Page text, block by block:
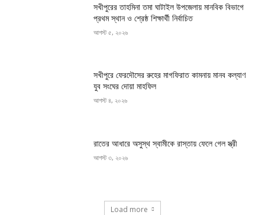
সখীপুরের তাহমিনা তমা ঘাটাইল উপজেলায় মানবিক বিভাগে
প্রথম স্থান ও শ্রেষ্ঠ শিক্ষার্থী নির্বাচিত
আগস্ট ৫, ২০২৬
সখীপুরে ফেরদৌসের রুহের মাগফিরাত কামনায় মানব কল্যাণ
যুব সংঘের দোয়া মাহফিল
আগস্ট ৪, ২০২৬
রাতের আধারে অসুস্থ স্বামীকে রাস্তায় ফেলে গেল স্ত্রী
আগস্ট ৩, ২০২৬
Load more